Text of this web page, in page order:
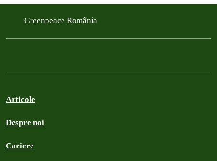
Greenpeace România
Articole
Despre noi
Cariere